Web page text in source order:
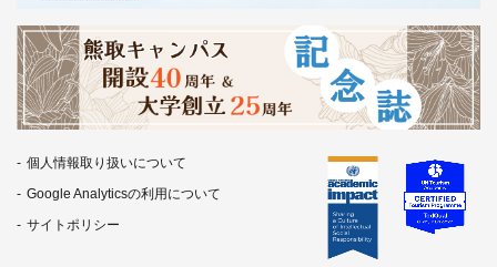
個人情報取り扱いについて
Google Analyticsの利用について
サイトポリシー